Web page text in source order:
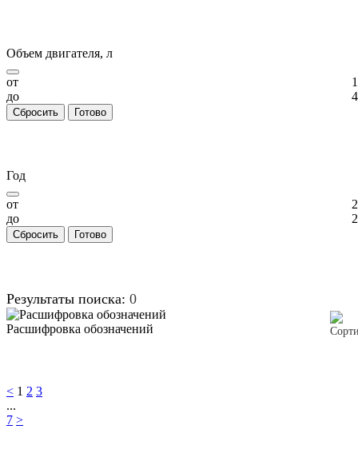
Объем двигателя, л
от
до
Сбросить Готово
Год
от
до
Сбросить Готово
Результаты поиска: 0
Расшифровка обозначений
< 1 2 3
...
7 >